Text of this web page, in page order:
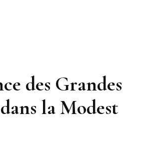
des Grandes
la Modest